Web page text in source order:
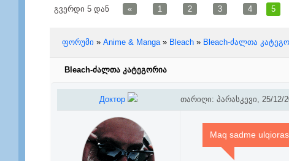
გვერდი 5დან « 1 2 3 4 5
ფორუმი » Anime & Manga » Bleach » Bleach-ძალთა
Bleach-ძალთა კატეგორია
Доктор თარიღი: პარასკევი, 25/12/
Maq sadme